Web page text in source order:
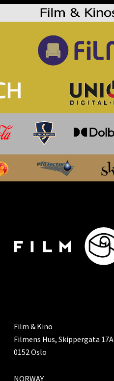
Film & Kino
Filmens Hus, Skippergata 17A
0152 Oslo
NORWAY